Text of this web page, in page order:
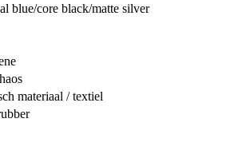
blue/core black/matte silver
materiaal / textiel